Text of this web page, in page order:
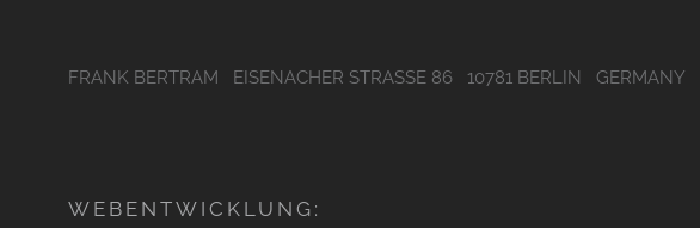
FRANK BERTRAM EISENACHER STRASSE 86 10781 BERLIN GERMANY
WEBENTWICKLUNG: